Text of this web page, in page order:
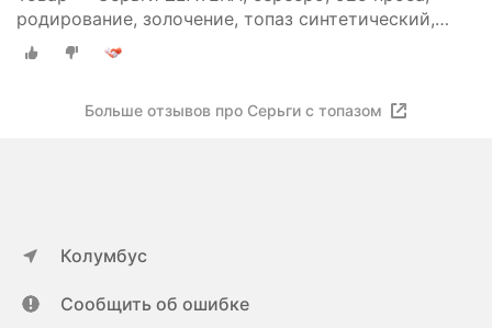
родирование, золочение, топаз синтетический,
длина 3 см, , бесцветный
Больше отзывов про Серьги с топазом
Колумбус
Сообщить об ошибке